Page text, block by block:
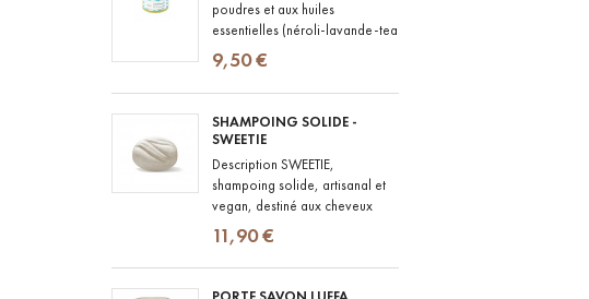
poudres et aux huiles
essentielles (néroli-lavande-tea
tree) lui confère le pouvoir de
lutter contre les bactéries...
9,50 €
SHAMPOING SOLIDE -
SWEETIE
Description SWEETIE,
shampoing solide, artisanal et
vegan, destiné aux cheveux
normaux à secs, colorés ou
difficiles à démêler. Composé...
11,90 €